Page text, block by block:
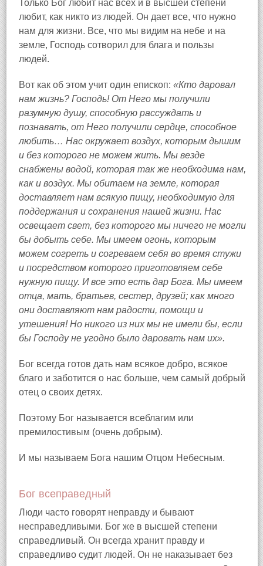
Только Бог любит нас всех и в высшей степени
любит, как никто из людей. Он дает все, что нужно
нам для жизни. Все, что мы видим на небе и на
земле, Господь сотворил для блага и пользы
людей.
Вот как об этом учит один епископ: «Кто даровал
нам жизнь? Господь! От Него мы получили
разумную душу, способную рассуждать и
познавать, от Него получили сердце, способное
любить… Нас окружает воздух, которым дышим
и без которого не можем жить. Мы везде
снабжены водой, которая так же необходима нам,
как и воздух. Мы обитаем на земле, которая
доставляет нам всякую пищу, необходимую для
поддержания и сохранения нашей жизни. Нас
освещает свет, без которого мы ничего не могли
бы добыть себе. Мы имеем огонь, которым
можем согреть и согреваем себя во время стужи
и посредством которого приготовляем себе
нужную пищу. И все это есть дар Бога. Мы имеем
отца, мать, братьев, сестер, друзей; как много
они доставляют нам радости, помощи и
утешения! Но никого из них мы не имели бы, если
бы Господу не угодно было даровать нам их».
Бог всегда готов дать нам всякое добро, всякое
благо и заботится о нас больше, чем самый добрый
отец о своих детях.
Поэтому Бог называется всеблагим или
премилостивым (очень добрым).
И мы называем Бога нашим Отцом Небесным.
Бог всеправедный
Люди часто говорят неправду и бывают
несправедливыми. Бог же в высшей степени
справедливый. Он всегда хранит правду и
справедливо судит людей. Он не наказывает без